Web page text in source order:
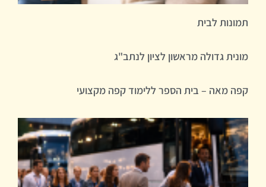
תמונות לבית
מונית גדולה מראשון לציון לנתב"ג
קפה מאה – בית הספר ללימוד קפה מקצועי